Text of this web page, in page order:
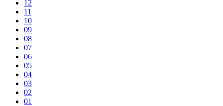
12
11
10
09
08
07
06
05
04
03
02
01